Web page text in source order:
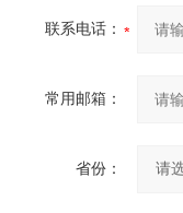
联系电话：
常用邮箱：
省份：